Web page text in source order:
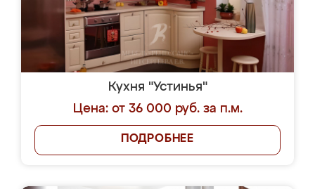
Кухня "Устинья"
Цена: от 36 000 руб. за п.м.
ПОДРОБНЕЕ